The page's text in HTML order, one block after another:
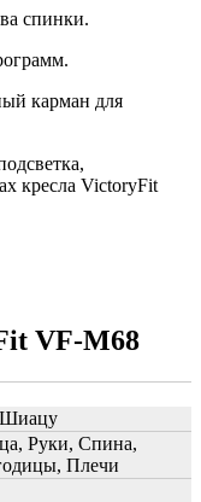
спинки.
карман для
кресла VictoryFit
VF-M68
Руки, Спина,
Плечи